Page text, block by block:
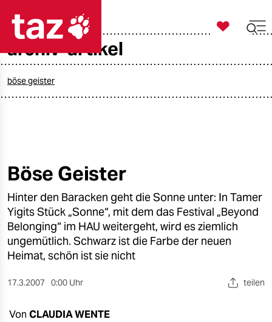
öko
gesellschaft
kultur
sport

taz zahl ich
archiv-artikel
böse geister
Böse Geister
Hinter den Baracken geht die Sonne unter: In Tamer
Yigits Stück „Sonne“, mit dem das Festival „Beyond
Belonging“ im HAU weitergeht, wird es ziemlich
ungemütlich. Schwarz ist die Farbe der neuen
Heimat, schön ist sie nicht
17.3.2007 0:00 Uhr teilen
Von CLAUDIA WENTE